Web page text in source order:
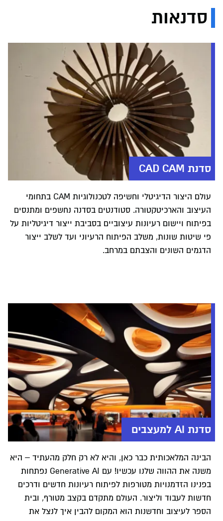
סדנאות
סדנת CAD CAM
עולם היצור הדיגיטלי וחשיפה לטכנולוגיות CAM בתחומי
העיצוב והארכיטקטורה. סטודנטים בסדנה נחשפים ומתנסים
בפיתוח ויישום רעיונות עיצוביים בסביבת ייצור דיגיטליות על
פי שיטות שונות, משלב הפיתוח הרעיוני ועד לשלב ייצור
הדגמים השונים והצבתם במרחב.
סדנת AI למעצבים
הבינה המלאכותית כבר כאן, והיא לא רק חלק מהעתיד – היא
משנה את ההווה שלנו עכשיו! עם Generative AI נפתחות
בפנינו הזדמנויות מטורפות לפיתוח רעיונות חדשים ודרכים
חדשות לעבוד וליצור. העולם מתקדם בקצב מטורף, ובית
הספר לעיצוב וחדשנות הוא המקום להבין איך לנצל את